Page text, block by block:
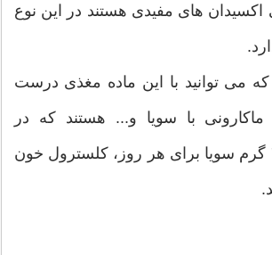
اکسیدان های مفیدی هستند در این نوع
که می توانید با این ماده مغذی درست
ماکارونی با سویا و... هستند که در
صورت داشتن ۲۵ گرم سویا برای هر روز، کلسترول خون